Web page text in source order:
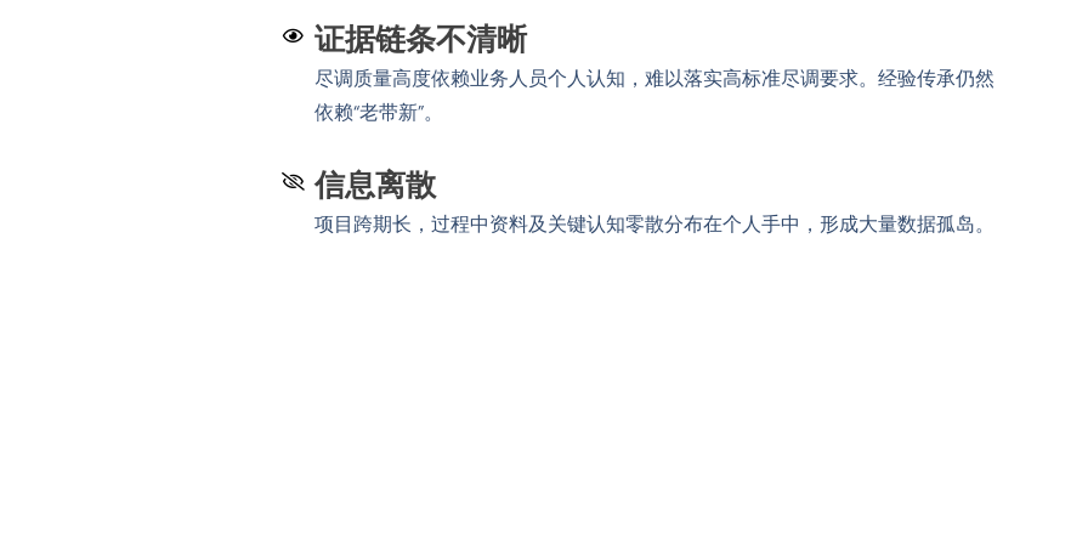
证据链条不清晰
尽调质量高度依赖业务人员个人认知，难以落实高标准尽调要求。经验传承仍然
依赖“老带新”。
信息离散
项目跨期长，过程中资料及关键认知零散分布在个人手中，形成大量数据孤岛。